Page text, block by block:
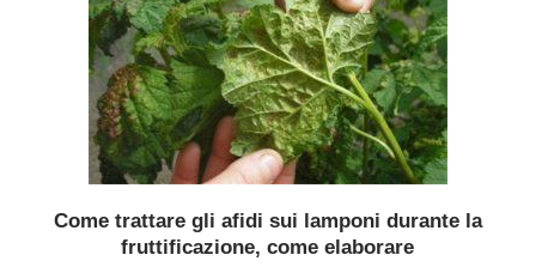
Come trattare gli afidi sui lamponi durante la
fruttificazione, come elaborare